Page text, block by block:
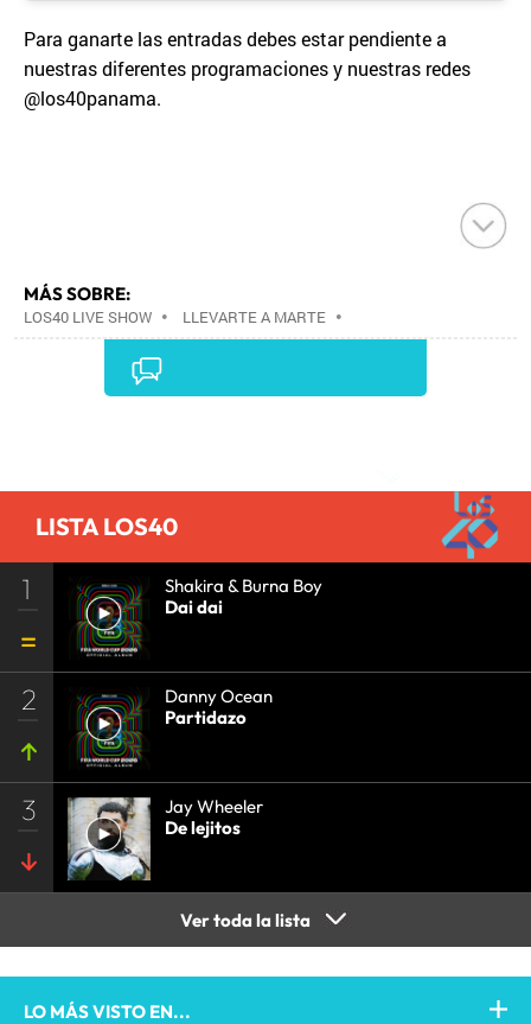
Para ganarte las entradas debes estar pendiente a
nuestras diferentes programaciones y nuestras redes
@los40panama.
MÁS SOBRE:
LOS40 LIVE SHOW • LLEVARTE A MARTE •
CONCIERTOS•LOS40•GRUPOS MÚSICA•
EVENTOS MUSICALES
•RADIO•AGENDA•PRISA MEDIA•
COMUNICACIÓN•COMUNICACIÓN•
LISTA LOS40
1
Shakira & Burna Boy
Dai dai
2
Danny Ocean
Partidazo
3
Jay Wheeler
De lejitos
Ver toda la lista
LO MÁS VISTO EN...